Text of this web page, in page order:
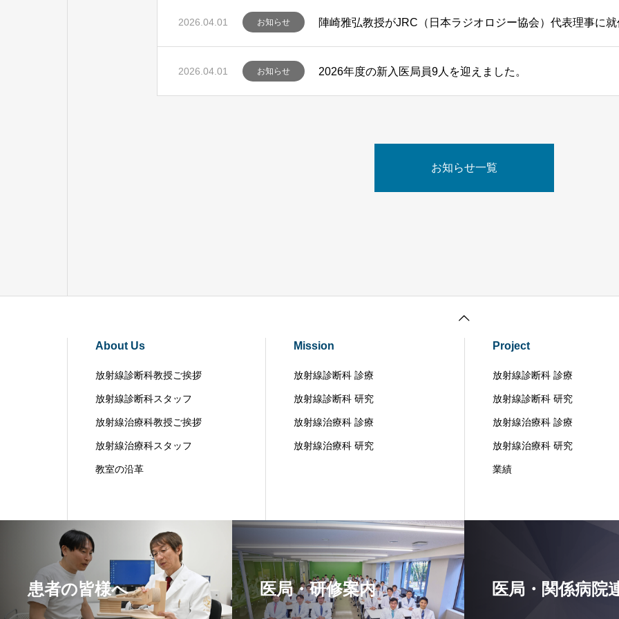
2026.04.01 お知らせ 陣崎雅弘教授がJRC（日本ラジオロジー協会）代表理事に就
2026.04.01 お知らせ 2026年度の新入医局員9人を迎えました。
お知らせ一覧
About Us
放射線診断科教授ご挨拶
放射線診断科スタッフ
放射線治療科教授ご挨拶
放射線治療科スタッフ
教室の沿革
Mission
放射線診断科 診療
放射線診断科 研究
放射線治療科 診療
放射線治療科 研究
Project
放射線診断科 診療
放射線診断科 研究
放射線治療科 診療
放射線治療科 研究
業績
患者の皆様へ 医局・研修案内 医局・関係病院